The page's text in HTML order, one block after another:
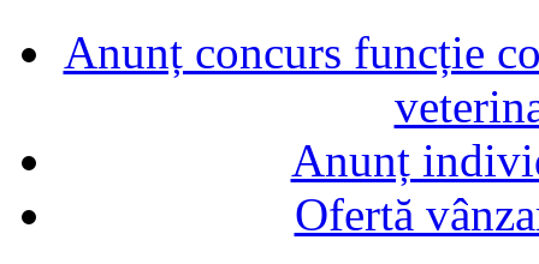
Anunț concurs funcție
Anunț
Ofertă